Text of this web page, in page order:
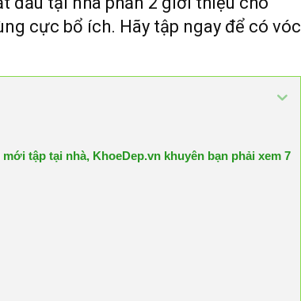
cực bổ ích. Hãy tập ngay để có vóc
tập tại nhà, KhoeDep.vn khuyên bạn phải xem 7